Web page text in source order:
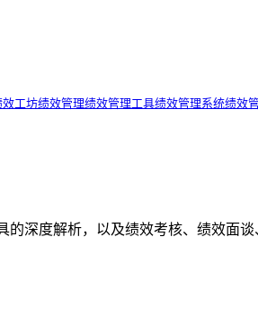
效工坊绩效管理绩效管理工具绩效管理系统绩效
的深度解析，以及绩效考核、绩效面